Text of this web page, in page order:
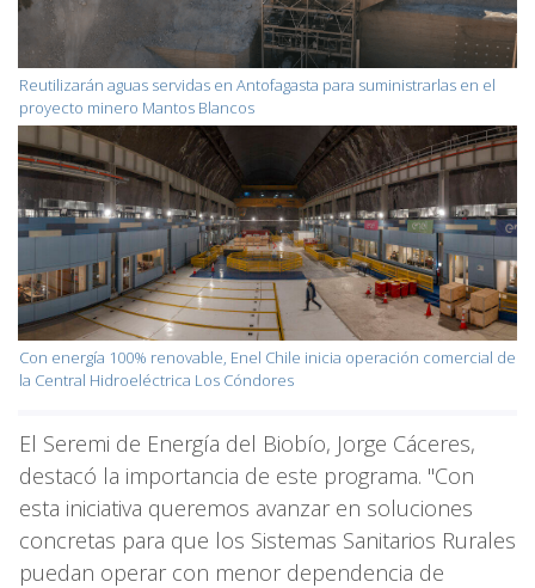
Reutilizarán aguas servidas en Antofagasta para suministrarlas en el
proyecto minero Mantos Blancos
Con energía 100% renovable, Enel Chile inicia operación comercial de
la Central Hidroeléctrica Los Cóndores
El Seremi de Energía del Biobío, Jorge Cáceres,
destacó la importancia de este programa. "Con
esta iniciativa queremos avanzar en soluciones
concretas para que los Sistemas Sanitarios Rurales
puedan operar con menor dependencia de